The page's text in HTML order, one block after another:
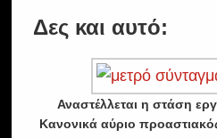
Δες και αυτό:
Αναστέλλεται η στάση
Κανονικά αύριο